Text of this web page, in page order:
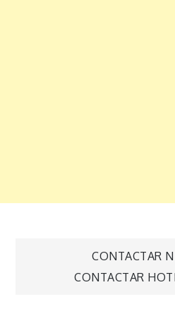
CONTACTAR
CONTACTAR